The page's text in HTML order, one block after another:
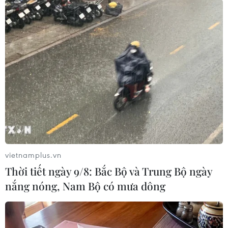
các thương hiệu Trung
Quốc
Trong năm 2024, xe điện hóa sẽ ngày càng phát
triển hay sự đổ bộ của các thương hiệu Trung
Quốc sẽ là xu hướng chủ đạo của thị trường xe
ôtô tại Việt Nam.
(TTXVN/Vietnam+)
vietnamplus.vn
Thời tiết ngày 9/8: Bắc Bộ và Trung Bộ ngày
nắng nóng, Nam Bộ có mưa dông